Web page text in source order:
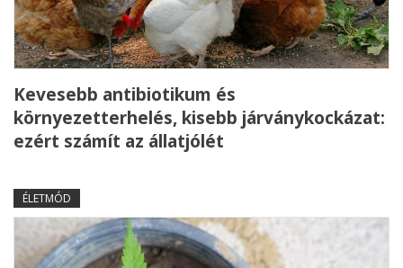
Kevesebb antibiotikum és
környezetterhelés, kisebb járványkockázat:
ezért számít az állatjólét
ÉLETMÓD